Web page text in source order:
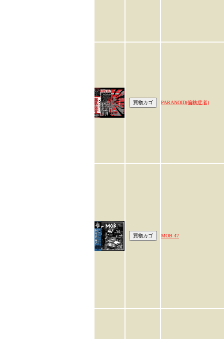
PARANOID(偏執症者)
MOB 47